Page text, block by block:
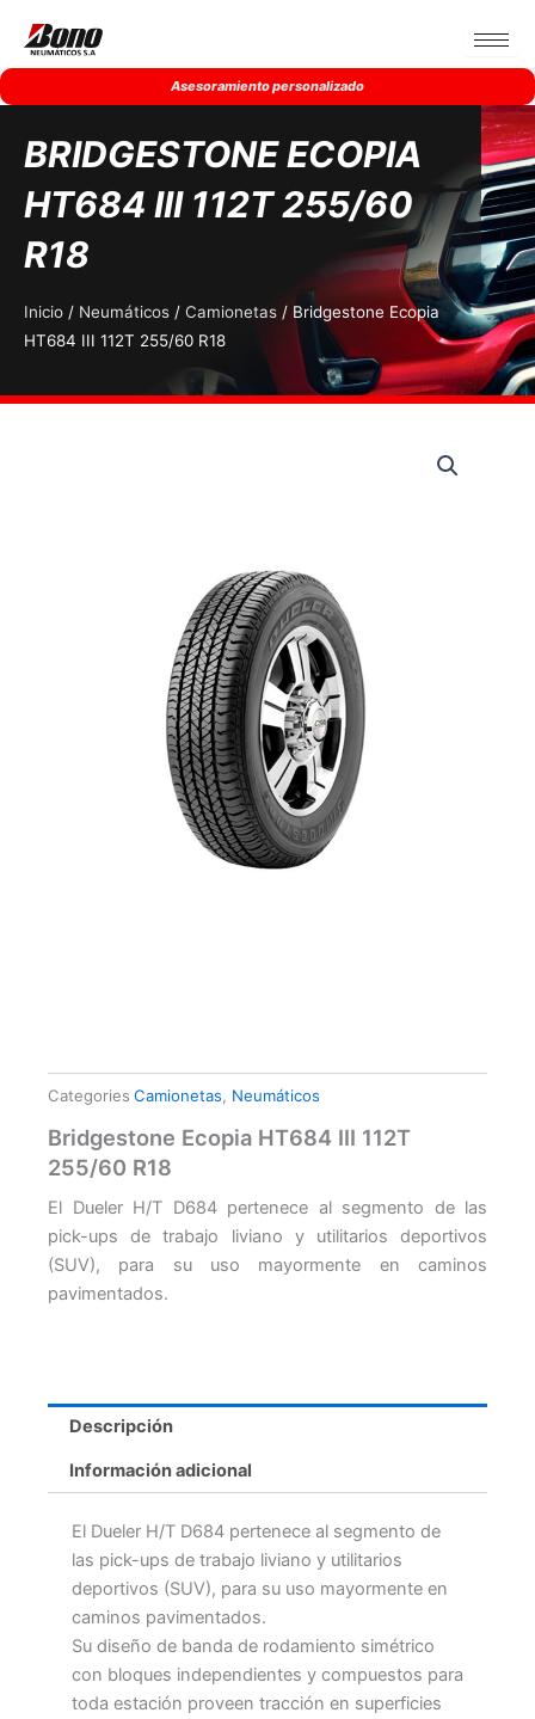
contenido
Asesoramiento personalizado
BRIDGESTONE ECOPIA
HT684 III 112T 255/60
R18
Inicio / Neumáticos / Camionetas / Bridgestone Ecopia
HT684 III 112T 255/60 R18
Categories Camionetas, Neumáticos
Bridgestone Ecopia HT684 III 112T
255/60 R18
El Dueler H/T D684 pertenece al segmento de las
pick-ups de trabajo liviano y utilitarios deportivos
(SUV), para su uso mayormente en caminos
pavimentados.
Descripción
Información adicional
El Dueler H/T D684 pertenece al segmento de
las pick-ups de trabajo liviano y utilitarios
deportivos (SUV), para su uso mayormente en
caminos pavimentados.
Su diseño de banda de rodamiento simétrico
con bloques independientes y compuestos para
toda estación proveen tracción en superficies